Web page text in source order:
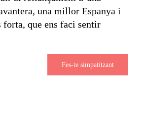
una millor Espanya i
forta, que ens faci sentir
Fes-te simpatitzant